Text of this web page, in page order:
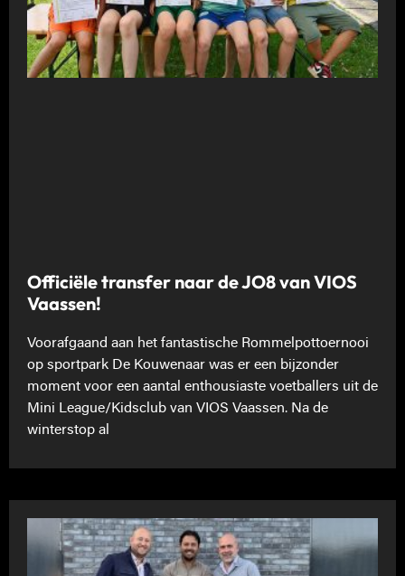
Officiële transfer naar de JO8 van VIOS
Vaassen!
Voorafgaand aan het fantastische Rommelpottoernooi
op sportpark De Kouwenaar was er een bijzonder
moment voor een aantal enthousiaste voetballers uit de
Mini League/Kidsclub van VIOS Vaassen. Na de
winterstop al